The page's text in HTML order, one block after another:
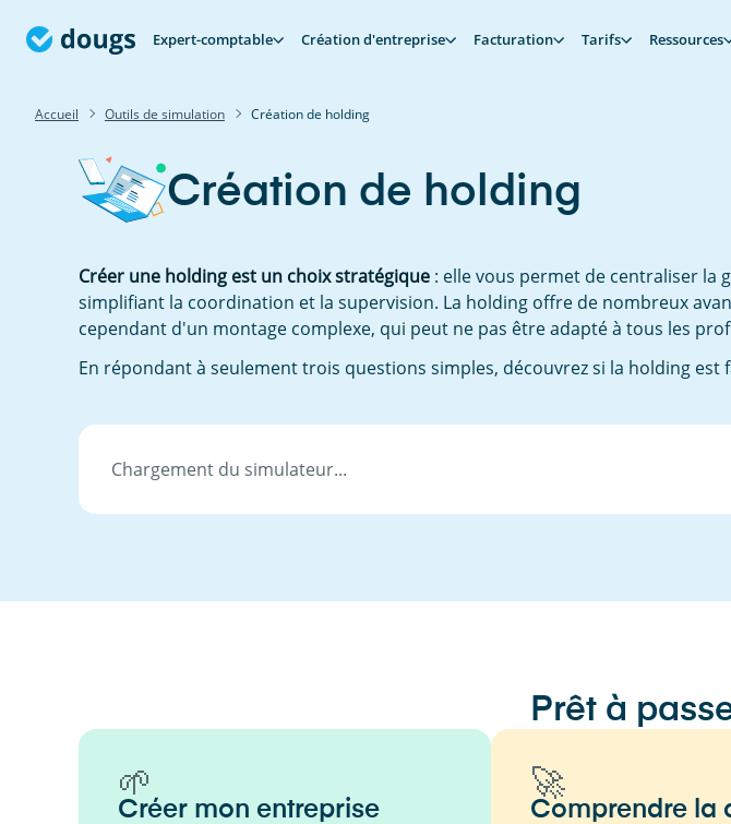
Expert-comptable Création d'entreprise Facturation Tarifs Ressources
Accueil Outils de simulation Création de holding
Création de holding
Créer une holding est un choix stratégique : elle vous permet de centraliser la
simplifiant la coordination et la supervision. La holding offre de nombreux
cependant d'un montage complexe, qui peut ne pas être adapté à tous les
En répondant à seulement trois questions simples, découvrez si la holding est
Chargement du simulateur...
Prêt à
🌱
Créer mon entreprise
🚀
Comprendre la